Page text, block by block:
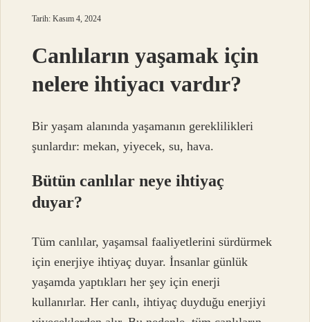
Tarih: Kasım 4, 2024
Canlıların yaşamak için
nelere ihtiyacı vardır?
Bir yaşam alanında yaşamanın gereklilikleri
şunlardır: mekan, yiyecek, su, hava.
Bütün canlılar neye ihtiyaç
duyar?
Tüm canlılar, yaşamsal faaliyetlerini sürdürmek
için enerjiye ihtiyaç duyar. İnsanlar günlük
yaşamda yaptıkları her şey için enerji
kullanırlar. Her canlı, ihtiyaç duyduğu enerjiyi